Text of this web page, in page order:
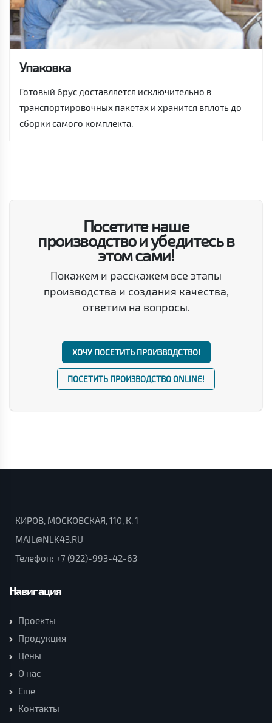
Упаковка
Готовый брус доставляется исключительно в
транспортировочных пакетах и хранится вплоть до
сборки самого комплекта.
Посетите наше
производство и убедитесь в
этом сами!
Покажем и расскажем все этапы
производства и создания качества,
ответим на вопросы.
ХОЧУ ПОСЕТИТЬ ПРОИЗВОДСТВО!
ПОСЕТИТЬ ПРОИЗВОДСТВО ONLINE!
КИРОВ, МОСКОВСКАЯ, 110, К. 1
MAIL@NLK43.RU
Телефон: +7 (922)-993-42-63
Навигация
Проекты
Продукция
Цены
О нас
Еще
Контакты